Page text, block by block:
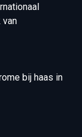
bij haas in